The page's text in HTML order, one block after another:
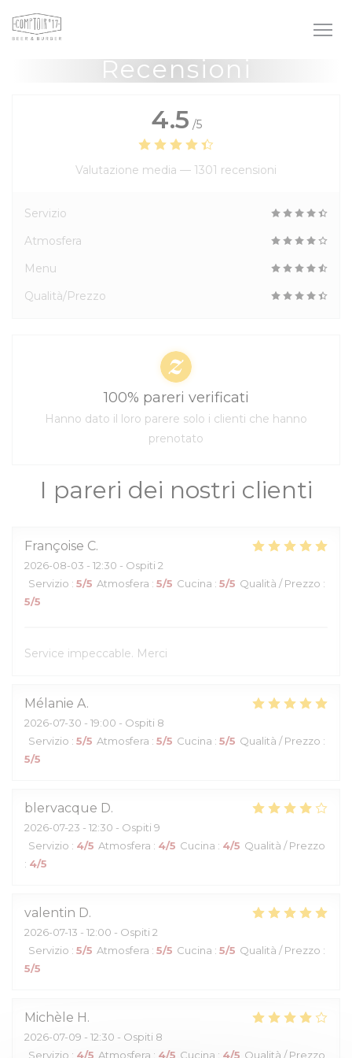
Personalizzazione delle tue scelte sui cookie
Recensioni
I pareri dei nostri clienti
Françoise C
2026-08-03 - 12:30 - Ospiti 2
Servizio : 5/5 Atmosfera : 5/5 Cucina : 5/5 Qualità / Prezzo :
5/5
Service impeccable. Merci
Mélanie A
2026-07-30 - 19:00 - Ospiti 8
Servizio : 5/5 Atmosfera : 5/5 Cucina : 5/5 Qualità / Prezzo :
5/5
blervacque D
2026-07-23 - 12:30 - Ospiti 9
Servizio : 4/5 Atmosfera : 4/5 Cucina : 4/5 Qualità / Prezzo
: 4/5
valentin D
2026-07-13 - 12:00 - Ospiti 2
Servizio : 5/5 Atmosfera : 5/5 Cucina : 5/5 Qualità / Prezzo :
5/5
Michèle H
2026-07-09 - 12:30 - Ospiti 8
Servizio : 4/5 Atmosfera : 4/5 Cucina : 4/5 Qualità / Prezzo
4.5 /5
Valutazione media — 1301 recensioni
Servizio
Atmosfera
Menu
Qualità/Prezzo
100% pareri verificati
Hanno dato il loro parere solo i clienti che hanno
prenotato